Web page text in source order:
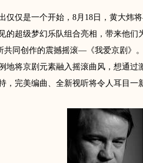
仅是一个开始，8月18日，黄大炜将
的超级梦幻乐队组合亮相，带来他们
共同创作的震撼摇滚—《我爱京剧》
地将京剧元素融入摇滚曲风，想通
，完美编曲、全新视听将令人耳目一